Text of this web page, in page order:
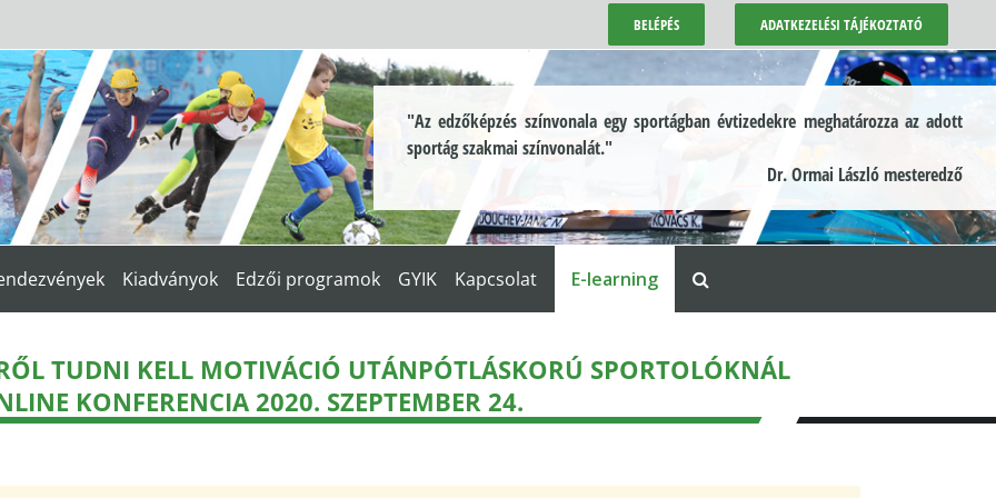
BELÉPÉS ADATKEZELÉSI TÁJÉKOZTATÓ
"Az edzőképzés színvonala egy sportágban évtizedekre meghatározza az adott
sportág szakmai színvonalát."
Dr. Ormai László mesteredző
Kiadványok Edzői programok GYIK Kapcsolat E-learning
TUDNI KELL MOTIVÁCIÓ UTÁNPÓTLÁSKORÚ SPORTOLÓKNÁL
KONFERENCIA 2020. SZEPTEMBER 24.